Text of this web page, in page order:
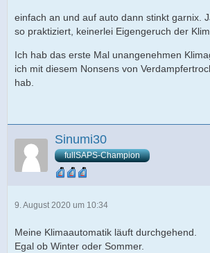
einfach an und auf auto dann stinkt garnix.
so praktiziert, keinerlei Eigengeruch der
Ich hab das erste Mal unangenehmen
ich mit diesem Nonsens von
hab.
Sinumi30
fullSAPS-Champion
9. August 2020 um 10:34
Meine Klimaautomatik läuft durchgehend.
Egal ob Winter oder Sommer.